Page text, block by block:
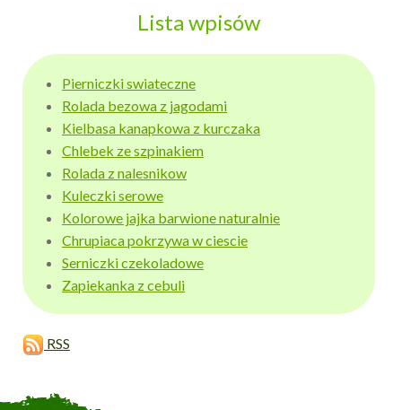
Lista wpisów
Pierniczki swiateczne
Rolada bezowa z jagodami
Kielbasa kanapkowa z kurczaka
Chlebek ze szpinakiem
Rolada z nalesnikow
Kuleczki serowe
Kolorowe jajka barwione naturalnie
Chrupiaca pokrzywa w ciescie
Serniczki czekoladowe
Zapiekanka z cebuli
RSS